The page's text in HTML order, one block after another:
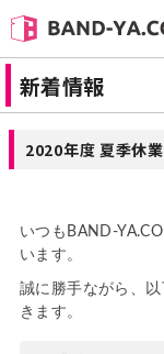
新着情報
2020年度 夏季休
いつもBAND-
います。
誠に勝手ながら、
きます。